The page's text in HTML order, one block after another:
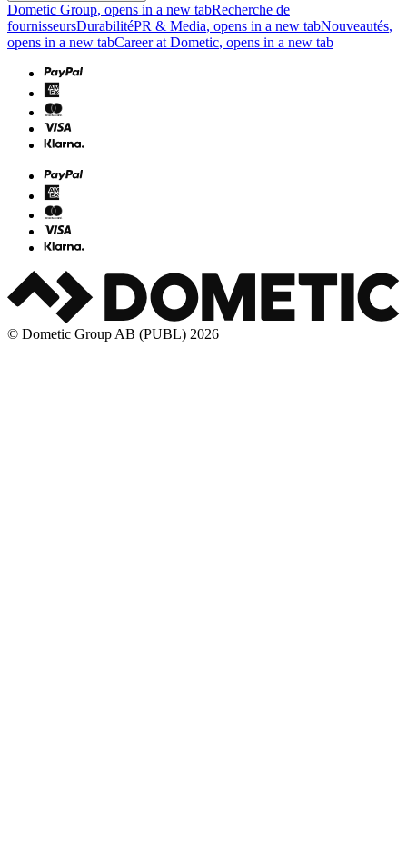
Dometic Group, opens in a new tabRecherche de
fournisseursDurabilitéPR & Media, opens in a new tabNouveautés,
opens in a new tabCareer at Dometic, opens in a new tab
© Dometic Group AB (PUBL) 2026